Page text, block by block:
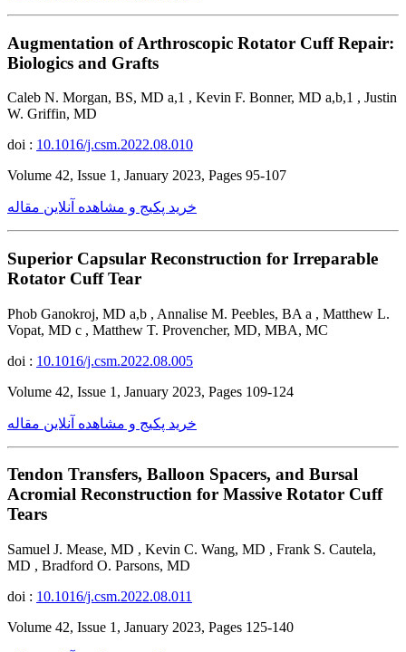
Augmentation of Arthroscopic Rotator Cuff Repair:
Biologics and Grafts
Caleb N. Morgan, BS, MD a,1 , Kevin F. Bonner, MD a,b,1 , Justin
W. Griffin, MD
doi : 10.1016/j.csm.2022.08.010
Volume 42, Issue 1, January 2023, Pages 95-107
خرید پکیج و مشاهده آنلاین مقاله
Superior Capsular Reconstruction for Irreparable
Rotator Cuff Tear
Phob Ganokroj, MD a,b , Annalise M. Peebles, BA a , Matthew L.
Vopat, MD c , Matthew T. Provencher, MD, MBA, MC
doi : 10.1016/j.csm.2022.08.005
Volume 42, Issue 1, January 2023, Pages 109-124
خرید پکیج و مشاهده آنلاین مقاله
Tendon Transfers, Balloon Spacers, and Bursal
Acromial Reconstruction for Massive Rotator Cuff
Tears
Samuel J. Mease, MD , Kevin C. Wang, MD , Frank S. Cautela,
MD , Bradford O. Parsons, MD
doi : 10.1016/j.csm.2022.08.011
Volume 42, Issue 1, January 2023, Pages 125-140